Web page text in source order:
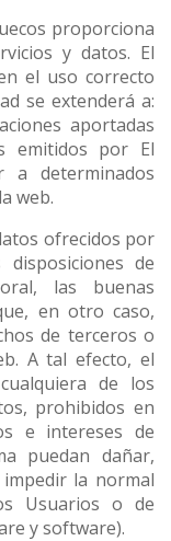
proporciona
y datos. El
el uso correcto
se extenderá a:
aportadas
emitidos por El
a determinados
web.
ofrecidos por
de
las buenas
en otro caso,
de terceros o
A tal efecto, el
de los
prohibidos en
e intereses de
puedan dañar,
la normal
Usuarios o de
y software).